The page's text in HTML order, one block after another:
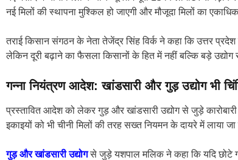
नई मिलों की स्थापना मुश्किल हो जाएगी और मौजूदा मिलों का
तराई किसान संगठन के नेता तेजेंद्र सिंह विर्क ने कहा कि उत्तर प्रदेश
लेकिन दूरी बढ़ाने का फैसला किसानों के हित में नहीं बल्कि बड़े उद्योग
गन्ना नियंत्रण आदेश: खांडसारी और गुड़ उद्योग भी
प्रस्तावित आदेश को लेकर गुड़ और खांडसारी उद्योग से जुड़े
इकाइयों को भी चीनी मिलों की तरह सख्त नियमन के दायरे में लाया जा
गुड़ और खांडसारी उद्योगसे जुड़े यशपाल मलिक ने कहा कि यदि छोटे